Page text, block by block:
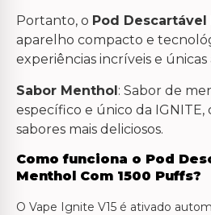
Portanto, o Pod Descartável
aparelho compacto e
experiências incríveis e únicas
Sabor Menthol: Sabor de
específico e único da
sabores mais deliciosos.
Como funciona o Pod
Menthol Com 1500 Puffs?
O Vape Ignite V15 é ativado